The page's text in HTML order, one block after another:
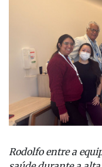
Rodolfo entre a